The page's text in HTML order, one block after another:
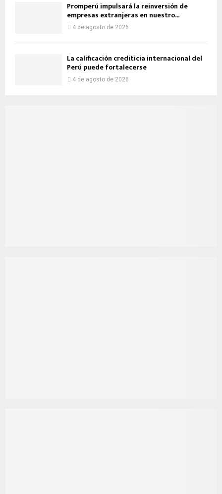
Promperú impulsará la reinversión de
empresas extranjeras en nuestro...
4 de agosto de 2026
La calificación crediticia internacional del
Perú puede fortalecerse
4 de agosto de 2026